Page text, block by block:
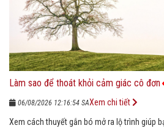
Làm sao để thoát khỏi cảm giác cô đơn
06/08/2026 12:16:54 SA
Xem cách thuyết gắn bó mở ra lộ trình giúp
Xem chi tiết